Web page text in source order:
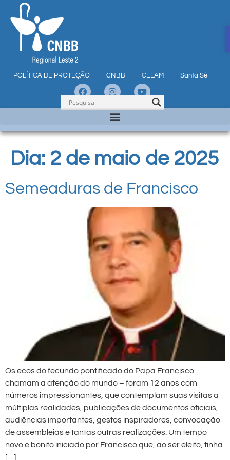
POLÍTICA DE PROTEÇÃO CNBB CELAM Santa Sé
Dia: 2 de maio de 2025
Semeaduras de Francisco
Os ecos do fecundo pontificado do Papa Francisco
chamam a atenção do mundo – foram 12 anos com
números impressionantes, que contemplam suas visitas a
múltiplas realidades, publicações de documentos oficiais,
audiências importantes, gestos inspiradores, convocação
de assembleias e tantas outras realizações. Um tempo
novo e bonito iniciado por Francisco que, ao ser eleito, tinha
[…]